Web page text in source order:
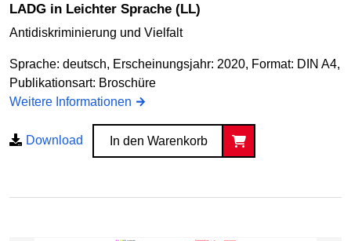
LADG in Leichter Sprache (LL)
Antidiskriminierung und Vielfalt
Sprache: deutsch, Erscheinungsjahr: 2020, Format: DIN A4,
Publikationsart: Broschüre
Weitere Informationen
Download In den Warenkorb